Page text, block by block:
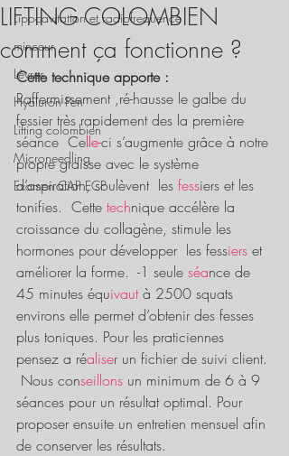
Lipocavitation et radiofrequence
minceur
Lèvres
Hyaluron Pen
Lifting colombien
Microneedling
Examen CAP ECP
LIFTING COLOMBIEN
comment ça fonctionne ?
Cette technique apporte :
Raffermissement ,ré-hausse le galbe du
fessier très rapidement des la première
séance  Celle-ci s’augmente grâce à notre
propre graisse avec le système
d’aspiration, soulèvent  les fessiers et les
tonifies.  Cette technique accélère la
croissance du collagène, stimule les
hormones pour développer  les fessiers et
améliorer la forme.  -1 seule séance de
45 minutes équivaut à 2500 squats
environs elle permet d’obtenir des fesses
plus toniques. Pour les praticiennes
pensez a réaliser un fichier de suivi client.
 Nous conseillons un minimum de 6 à 9
séances pour un résultat optimal. Pour
proposer ensuite un entretien mensuel afin
de conserver les résultats.